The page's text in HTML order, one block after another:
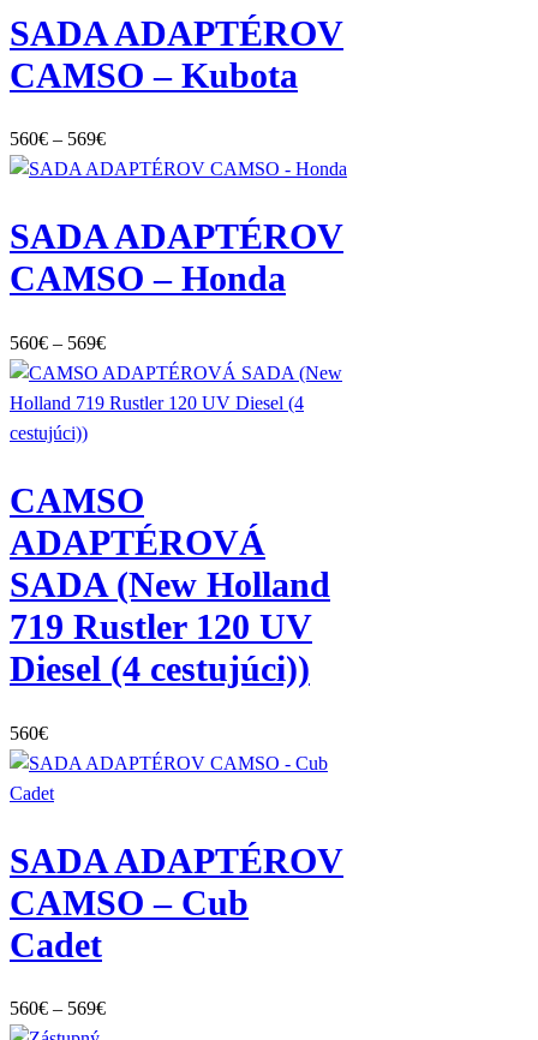
SADA ADAPTÉROV
CAMSO – Kubota
560€ – 569€Price
range:
through
569€
SADA ADAPTÉROV
CAMSO – Honda
560€ – 569€Price
range:
560€
CAMSO
ADAPTÉROVÁ
SADA (New Holland
719 Rustler 120 UV
Diesel (4 cestujúci))
560€
SADA ADAPTÉROV
CAMSO – Cub
Cadet
560€ – 569€Price